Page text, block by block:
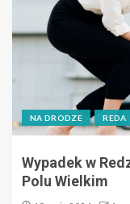
NA DRODZE REDA
Wypadek w
Polu Wielkim